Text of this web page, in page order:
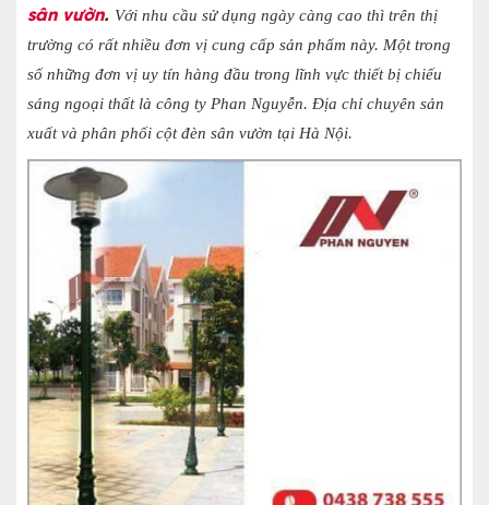
sân vườn. Với nhu cầu sử dụng ngày càng cao thì trên thị
trường có rất nhiều đơn vị cung cấp sản phẩm này. Một trong
số những đơn vị uy tín hàng đầu trong lĩnh vực thiết bị chiếu
sáng ngoại thất là công ty Phan Nguyễn. Địa chỉ chuyên sản
xuất và phân phối cột đèn sân vườn tại Hà Nội.